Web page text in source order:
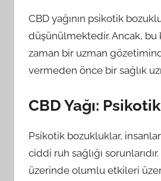
CBD yağının psikotik
düşünülmektedir. Ancak, bu
zaman bir uzman
vermeden önce bir sağlık
CBD Yağı:
Psikotik bozukluklar,
ciddi ruh sağlığı
üzerinde olumlu etkileri